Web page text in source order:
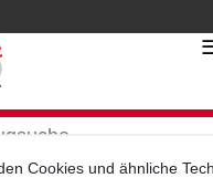
Cookies und ähnliche